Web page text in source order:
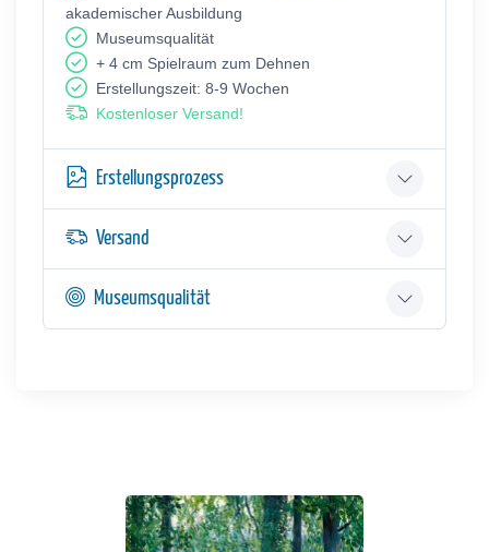
akademischer Ausbildung
Museumsqualität
+ 4 cm Spielraum zum Dehnen
Erstellungszeit: 8-9 Wochen
Kostenloser Versand!
Erstellungsprozess
Versand
Museumsqualität